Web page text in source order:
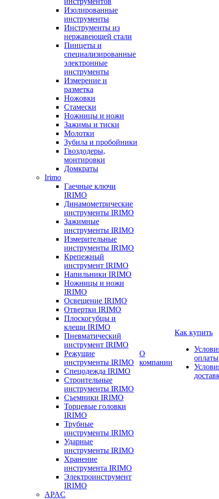
Изолированные
инструменты
Инструменты из
нержавеющей стали
Пинцеты и
специализированные
электронные
инструменты
Измерение и
разметка
Ножовки
Стамески
Ножницы и ножи
Зажимы и тиски
Молотки
Зубила и пробойники
Гвоздодеры,
монтировки
Домкраты
Irimo
Гаечные ключи
IRIMO
Динамометрические
инструменты IRIMO
Зажимные
инструменты IRIMO
Измерительные
инструменты IRIMO
Крепежный
инструмент IRIMO
Напильники IRIMO
Ножницы и ножи
IRIMO
Освещение IRIMO
Отвертки IRIMO
Плоскогубцы и
клещи IRIMO
Пневматический
инструмент IRIMO
Режущие
инструменты IRIMO
Спецодежда IRIMO
Строительные
инструменты IRIMO
Съемники IRIMO
Торцевые головки
IRIMO
Трубные
инструменты IRIMO
Ударные
инструменты IRIMO
Хранение
инструмента IRIMO
Электроинструмент
IRIMO
APAC
О
компании
Как купить
оплаты